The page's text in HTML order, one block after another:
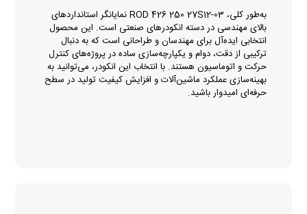
به‌طور کلی، ROD 426 250 27S12-03 نمایانگر استانداردهای
بالای مهندسی در دسته انکودرهای صنعتی است. این محصول
انتخابی ایده‌آل برای مهندسان و طراحانی است که به دنبال
ترکیبی از دقت، دوام و یکپارچه‌سازی ساده در پروژه‌های کنترل
حرکت و اتوماسیون هستند. با انتخاب این انکودر، می‌توانید به
بهینه‌سازی عملکرد ماشین‌آلات و افزایش کیفیت تولید در سطح
حرفه‌ای امیدوار باشید.